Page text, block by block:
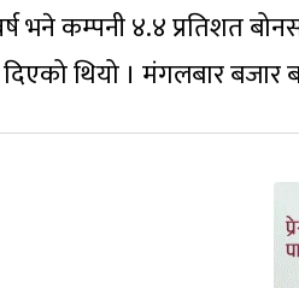
भने कम्पनी ४.४ प्रतिशत
थियो । मंगलबार बजार